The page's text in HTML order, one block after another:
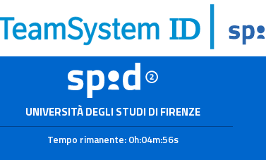
UNIVERSITÀ DEGLI STUDI DI FIRENZE
Tempo rimanente: 0h:04m:56s